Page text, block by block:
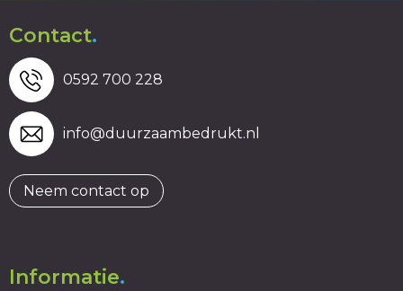
Contact.
0592 700 228
info@duurzaambedrukt.nl
Neem contact op
Informatie.